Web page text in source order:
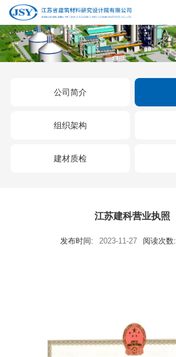
公司简介
组织架构
建材质检
江苏建科营业执照
发布时间: 2023-11-27 阅读次数: